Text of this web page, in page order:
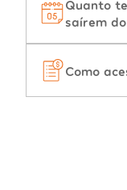
Quanto
saírem do
Como